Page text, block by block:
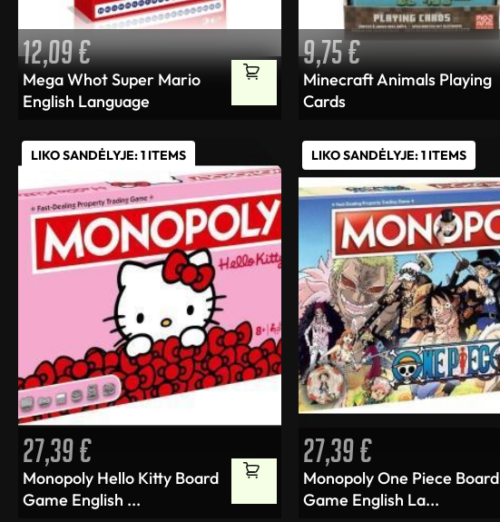
12,09€
Mega Whot Super Mario
English Language
9,75€
Minecraft Animals Playing
Cards
27,39€
Monopoly Hello Kitty Board
Game English ...
LIKO SANDĖLYJE: 1 ITEMS
27,39€
Monopoly One Piece Board
Game English La...
LIKO SANDĖLYJE: 1 ITEMS